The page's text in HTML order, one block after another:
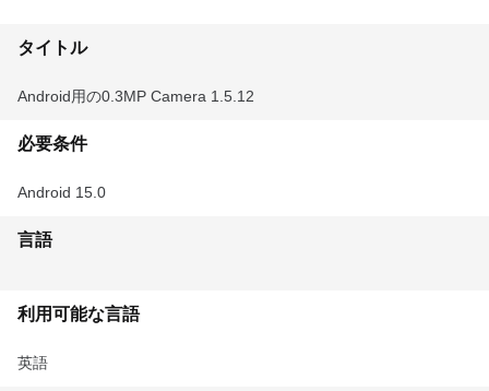
タイトル
Android用の0.3MP Camera 1.5.12
必要条件
Android 15.0
言語
利用可能な言語
英語